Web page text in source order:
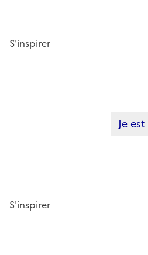
S'inspirer
Je
S'inspirer